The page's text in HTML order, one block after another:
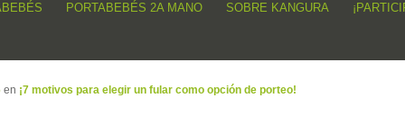
PORTABEBÉS 2A MANO SOBRE KANGURA
en ¡7 motivos para elegir un fular como opción de porteo!